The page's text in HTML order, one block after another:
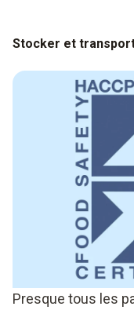
Stocker et
Presque tous les